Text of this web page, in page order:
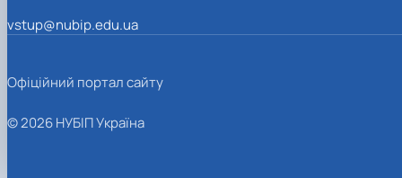
vstup@nubip.edu.ua
Офіційний портал сайту
© 2026 НУБІП Україна